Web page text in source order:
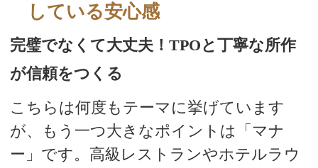
している安心感
完璧でなくて大丈夫！TPOと丁寧な所作
が信頼をつくる
こちらは何度もテーマに挙げています
が、もう一つ大きなポイントは「マナ
ー」です。高級レストランやホテルラウ